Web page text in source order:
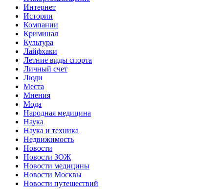
Интернет
Истории
Компании
Криминал
Культура
Лайфхаки
Летние виды спорта
Личный счет
Люди
Места
Мнения
Мода
Народная медицина
Наука
Наука и техника
Недвижимость
Новости
Новости ЗОЖ
Новости медицины
Новости Москвы
Новости путешествий